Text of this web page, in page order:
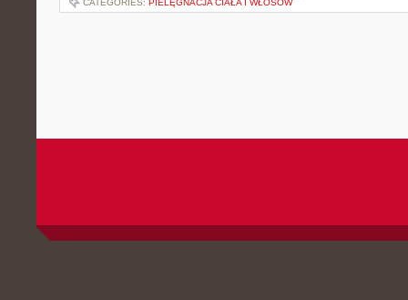
CATEGORIES: PIELĘGNACJA CIAŁA I WŁOSÓW